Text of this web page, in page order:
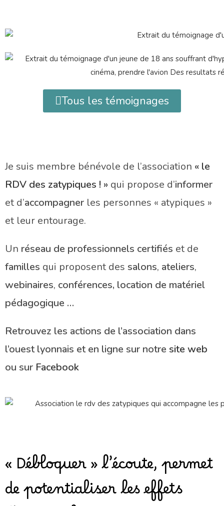
Tous les témoignages
Je suis membre bénévole de l’association « le
RDV des zatypiques ! » qui propose d’informer
et d’accompagner les personnes « atypiques »
et leur entourage.
Un réseau de professionnels certifiés et de
familles qui proposent des salons, ateliers,
webinaires, conférences, location de matériel
pédagogique …
Retrouvez les actions de l’association dans
l’ouest lyonnais et en ligne sur notre site web
ou sur Facebook
« Débloquer » l’écoute, permet
de potentialiser les effets